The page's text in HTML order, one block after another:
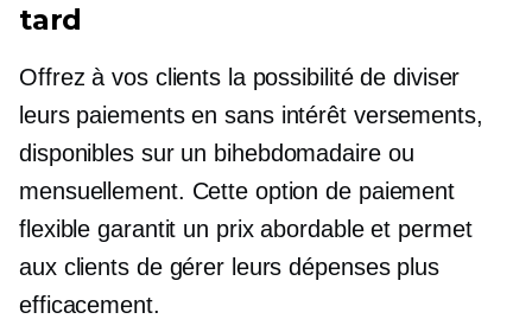
tard
Offrez à vos clients la possibilité de diviser
leurs paiements ensans intérêtversements,
disponibles sur un bihebdomadaireou
mensuellement. Cette option de paiement
flexible garantit un prix abordable et permet
aux clients de gérer leurs dépenses plus
efficacement.